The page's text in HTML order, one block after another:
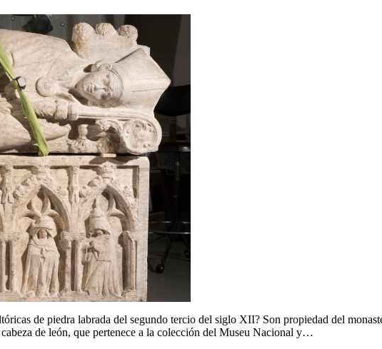
de piedra labrada del segundo tercio del siglo XII? Son propiedad del
de león, que pertenece a la colección del Museu Nacional y…